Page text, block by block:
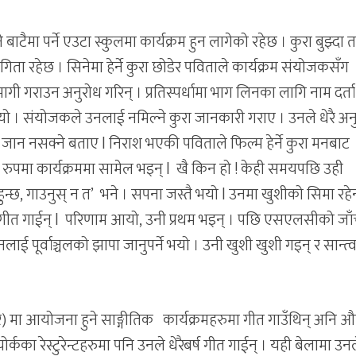
पर्ने एउटा स्कुलमा कार्यक्रम हुन लागेको रहेछ । कुरा बुझ्दा त
रहेछ । सिनेमा हेर्ने कुरा छोडेर पविताले कार्यक्रम संयोजकसँग
गराउन अनुरोध गरिन् । प्रतिस्पर्धामा भाग लिनका लागि नाम
। संयोजकले उनलाई नमिल्ने कुरा जानकारी गराए । उनले धेरै
नसक्ने बताए l निराश भएकी पविताले फिल्म हेर्ने कुरा मनबाट
कार्यक्रममा सामेल भइन् l खै किन हो ! केही समयपछि उही
गाउनुस् न त’ भने । सपना जस्तै भयो l उनमा खुशीको सिमा
गाईन् l परिणाम आयो, उनी प्रथम भइन् । पछि एसएलसीको
पूर्वाञ्चलको झापा जानुपर्ने भयो । उनी खुशी खुशी गइन् र
मा आयोजना हुने साङ्गीतिक कार्यक्रमहरुमा गीत गाउँथिन् अनि
रेस्टुरेन्टहरुमा पनि उनले धेरैबर्ष गीत गाईन् । यही बेलामा